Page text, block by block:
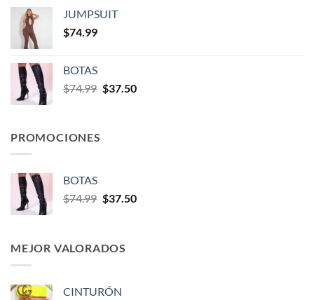
JUMPSUIT
$74.99
BOTAS
$74.99 $37.50
PROMOCIONES
BOTAS
$74.99 $37.50
MEJOR VALORADOS
CINTURÓN